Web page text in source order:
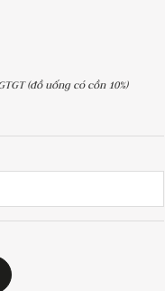
(đồ uống có cồn 10%)